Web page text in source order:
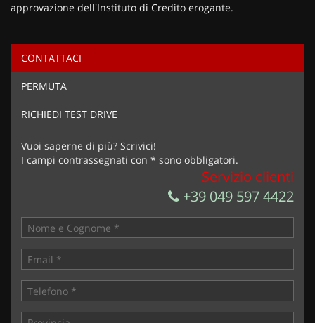
Ho letto e accettol'informativa privacy*
Acconsento al trattamento dei miei dati per finalità di
Invia la tua richiesta
approvazione dell'Instituto di Credito erogante.
CONTATTACI
PERMUTA
RICHIEDI TEST DRIVE
Vuoi saperne di più? Scrivici!
I campi contrassegnati con * sono obbligatori.
Servizio clienti
+39 049 597 4422